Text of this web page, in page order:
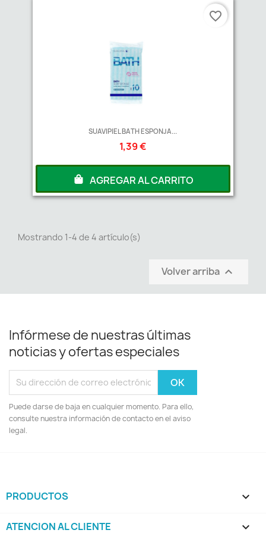
SUAVIPIEL BATH ESPONJA...
1,39 €
AGREGAR AL CARRITO
favorite_border
Mostrando 1-4 de 4 artículo(s)
Volver arriba 
Infórmese de nuestras últimas
noticias y ofertas especiales
Puede darse de baja en cualquier momento. Para ello,
consulte nuestra información de contacto en el aviso
legal.
PRODUCTOS 
ATENCION AL CLIENTE 